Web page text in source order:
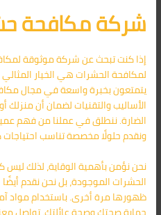
شركة مكافحة
إذا كنت تبحث عن شركة موثوقة
لمكافحة الحشرات هي الخيار المثالي
يتمتعون بخبرة واسعة في مجال
الأساليب والتقنيات لضمان أن
الضارة. ننطلق في عملنا من فهم
ونقدم حلولًا مخصصة تناسب
نحن نؤمن بأهمية الوقاية، لذلك
الحشرات الموجودة، بل نحن نقدم
ظهورها مرة أخرى. باستخدام مواد